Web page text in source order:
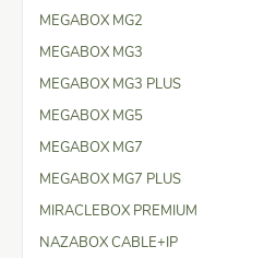
MEGABOX MG2
MEGABOX MG3
MEGABOX MG3 PLUS
MEGABOX MG5
MEGABOX MG7
MEGABOX MG7 PLUS
MIRACLEBOX PREMIUM
NAZABOX CABLE+IP